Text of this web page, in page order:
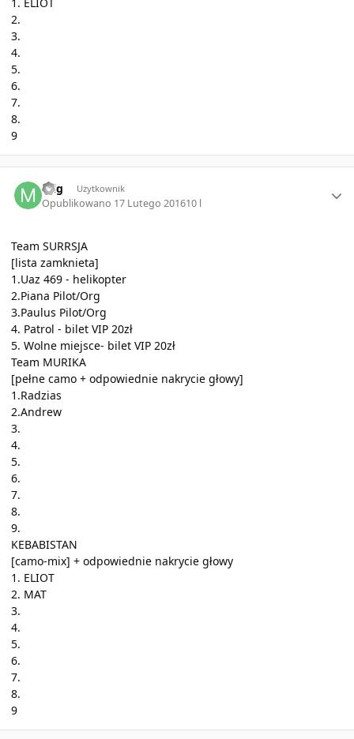
2.
3.
4.
5.
6.
7.
8.
9
mlg Użytkownik
Opublikowano 17 Lutego 201610 l
Team SURRSJA
[lista zamknieta]
1.Uaz 469 - helikopter
2.Piana Pilot/Org
3.Paulus Pilot/Org
4. Patrol - bilet VIP 20zł
5. Wolne miejsce- bilet VIP 20zł
Team MURIKA
[pełne camo + odpowiednie nakrycie głowy]
1.Radzias
2.Andrew
3.
4.
5.
6.
7.
8.
9.
KEBABISTAN
[camo-mix] + odpowiednie nakrycie głowy
1. ELIOT
2. MAT
3.
4.
5.
6.
7.
8.
9